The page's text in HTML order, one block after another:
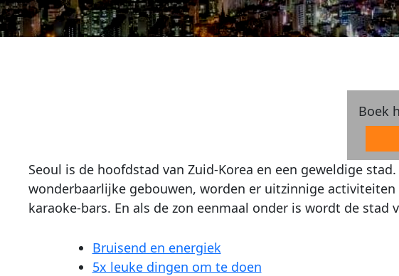
Boek
Seoul is de hoofdstad van Zuid-Korea en een geweldige
wonderbaarlijke gebouwen, worden er uitzinnige
karaoke-bars. En als de zon eenmaal onder is wordt de
Bruisend en energiek
5x leuke dingen om te doen